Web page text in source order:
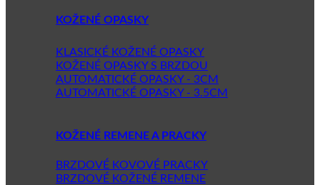
KOŽENÉ OPASKY
KLASICKÉ KOŽENÉ OPASKY
KOŽENÉ OPASKY S BRZDOU
AUTOMATICKÉ OPASKY - 3CM
AUTOMATICKÉ OPASKY - 3.5CM
KOŽENÉ REMENE A PRACKY
BRZDOVÉ KOVOVÉ PRACKY
BRZDOVÉ KOŽENÉ REMENE